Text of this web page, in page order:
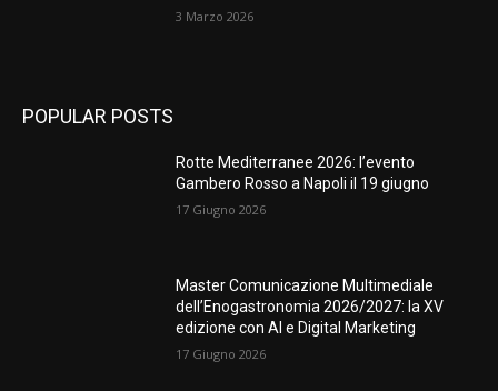
3 Marzo 2026
POPULAR POSTS
Rotte Mediterranee 2026: l’evento
Gambero Rosso a Napoli il 19 giugno
17 Giugno 2026
Master Comunicazione Multimediale
dell’Enogastronomia 2026/2027: la XV
edizione con AI e Digital Marketing
17 Giugno 2026